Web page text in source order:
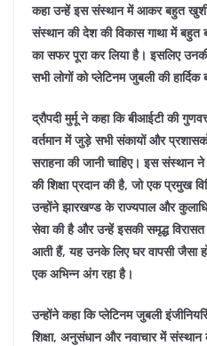
कहा उन्हें इस संस्थान में आकर बहुत
संस्थान की देश की विकास गाथा में बहुत
का सफर पूरा कर लिया है। इसलिए
सभी लोगों को प्लेटिनम जुबली की हार्दिक
द्रौपदी मुर्मू ने कहा कि बीआईटी की
वर्तमान में जुड़े सभी संकायों और
सराहना की जानी चाहिए। इस संस्थान
की शिक्षा प्रदान की है, जो एक प्रमुख
उन्होंने झारखण्ड के राज्यपाल और
सेवा की है और उन्हें इसकी समृद्ध
आती हैं, यह उनके लिए घर वापसी जैसा
एक अभिन्न अंग रहा है।
उन्होंने कहा कि प्लेटिनम जुबली
शिक्षा, अनुसंधान और नवाचार में